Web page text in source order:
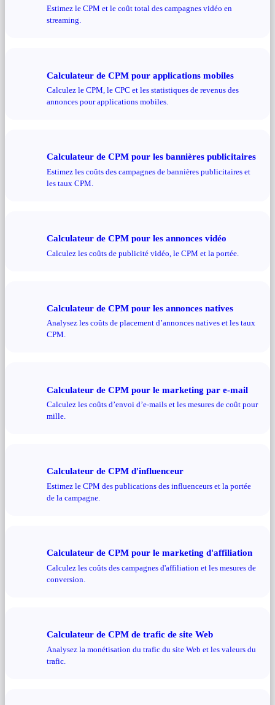
Estimez le CPM et le coût total des campagnes vidéo en
streaming.
Calculateur de CPM pour applications mobiles
Calculez le CPM, le CPC et les statistiques de revenus des
annonces pour applications mobiles.
Calculateur de CPM pour les bannières publicitaires
Estimez les coûts des campagnes de bannières publicitaires et
les taux CPM.
Calculateur de CPM pour les annonces vidéo
Calculez les coûts de publicité vidéo, le CPM et la portée.
Calculateur de CPM pour les annonces natives
Analysez les coûts de placement d’annonces natives et les taux
CPM.
Calculateur de CPM pour le marketing par e-mail
Calculez les coûts d’envoi d’e-mails et les mesures de coût pour
mille.
Calculateur de CPM d'influenceur
Estimez le CPM des publications des influenceurs et la portée
de la campagne.
Calculateur de CPM pour le marketing d'affiliation
Calculez les coûts des campagnes d'affiliation et les mesures de
conversion.
Calculateur de CPM de trafic de site Web
Analysez la monétisation du trafic du site Web et les valeurs du
trafic.